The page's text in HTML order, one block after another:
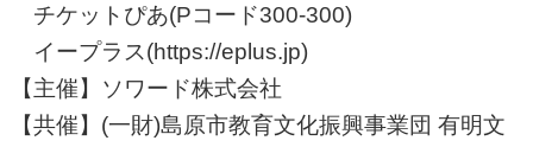
チケットぴあ(Pコード300-300)
イープラス(https://eplus.jp)
【主催】ソワード株式会社
【共催】(一財)島原市教育文化振興事業団 有明文